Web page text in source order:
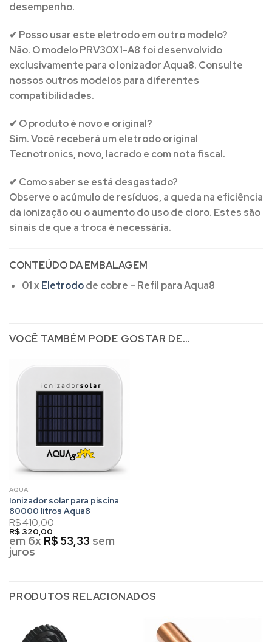
desempenho.
✔ Posso usar este eletrodo em outro modelo?
Não. O modelo PRV30X1-A8 foi desenvolvido
exclusivamente para o Ionizador Aqua8. Consulte
nossos outros modelos para diferentes
compatibilidades.
✔ O produto é novo e original?
Sim. Você receberá um eletrodo original
Tecnotronics, novo, lacrado e com nota fiscal.
✔ Como saber se está desgastado?
Observe o acúmulo de resíduos, a queda na eficiência
da ionização ou o aumento do uso de cloro. Estes são
sinais de que a troca é necessária.
CONTEÚDO DA EMBALAGEM
01 xEletrodode cobre – Refil para Aqua8
VOCÊ TAMBÉM PODE GOSTAR DE…
AQUA
Ionizador solar para piscina
80000 litros Aqua8
R$410,00
R$320,00
em 6x R$ 53,33 sem
juros
PRODUTOS RELACIONADOS